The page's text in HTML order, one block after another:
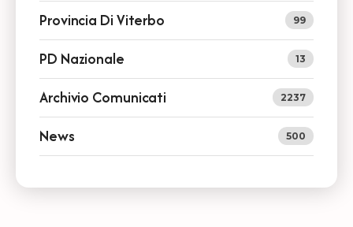
Provincia Di Viterbo 99
PD Nazionale 13
Archivio Comunicati 2237
News 500